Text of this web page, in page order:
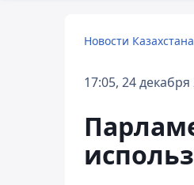
Новости
17:05, 24 декабря